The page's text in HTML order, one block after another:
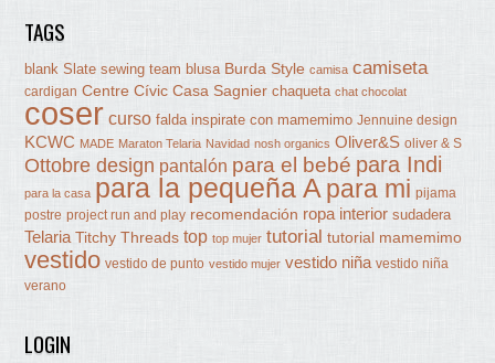
TAGS
blank Slate sewing team blusa Burda Style camisa camiseta
cardigan Centre Cívic Casa Sagnier chaqueta chat chocolat
coser curso falda inspirate con mamemimo Jennuine design
KCWC MADE Maraton Telaria Navidad nosh organics Oliver&S oliver & S
Ottobre design pantalón para el bebé para Indi
para la casa para la pequeña A para mi pijama
postre project run and play recomendación ropa interior sudadera
Telaria Titchy Threads top top mujer tutorial tutorial mamemimo
vestido vestido de punto vestido mujer vestido niña vestido niña
verano
LOGIN